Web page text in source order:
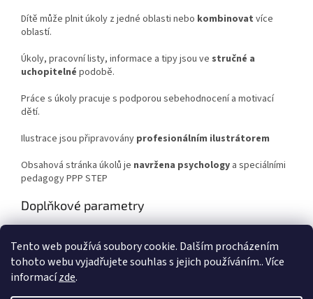
Tento web používá soubory cookie. Dalším procházením
tohoto webu vyjadřujete souhlas s jejich používáním.. Více
informacízde.
Dítě může plnit úkoly z jedné oblasti nebo kombinovat více
oblastí.
Úkoly, pracovní listy, informace a tipy jsou ve stručné a
uchopitelné podobě.
Práce s úkoly pracuje s podporou sebehodnocení a motivací
dětí.
Ilustrace jsou připravovány profesionálním ilustrátorem
Obsahová stránka úkolů je navržena psychology a speciálními
pedagogy PPP STEP
Doplňkové parametry
Hmotnost
0.4 kg